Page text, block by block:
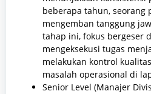
beberapa tahun, seorang
mengemban tanggung
tahap ini, fokus bergeser
mengeksekusi tugas
melakukan kontrol
masalah operasional di
Senior Level (Manajer